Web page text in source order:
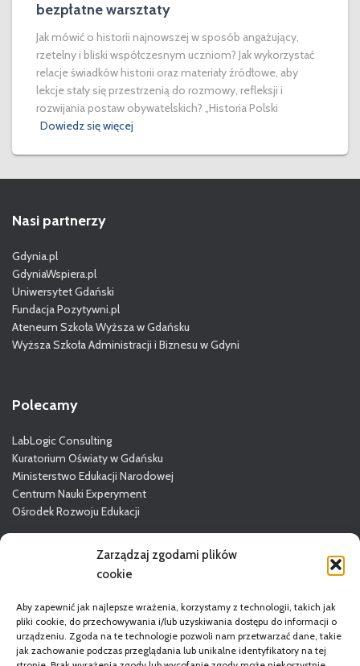
Zarządzaj zgodami plików
cookie
Aby zapewnić jak najlepsze wrażenia, korzystamy z technologii, takich jak
pliki cookie, do przechowywania i/lub uzyskiwania dostępu do informacji o
urządzeniu. Zgoda na te technologie pozwoli nam przetwarzać dane, takie
jak zachowanie podczas przeglądania lub unikalne identyfikatory na tej
bezpłatne warsztaty
Jak mówić o historii najnowszej w sposób angażujący,
rzetelny i bliski współczesnym uczniom? Jak wykorzystać
relacje świadków historii oraz materiały źródłowe, aby
lekcje stały się przestrzenią do rozmowy, refleksji i
rozwijania postaw obywatelskich? „Historia Polski
Dowiedz się więcej
Nasi partnerzy
Gdynia.pl
GdyniaWspiera.pl
Uniwersytet Gdański
Fundacja Pozytywni.pl
Ateneum Szkoła Wyższa w Gdańsku
Wyższa Szkoła Administracji i Biznesu w Gdyni
Polecamy
LabLogic Consulting
Kuratorium Oświaty w Gdańsku
Ministerstwo Edukacji Narodowej
Centrum Nauki Experyment
Ośrodek Rozwoju Edukacji
Więcej o GODN